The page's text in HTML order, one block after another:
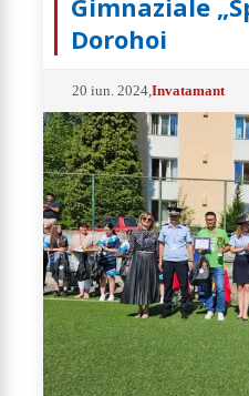
Dorohoi
20 iun. 2024 ,Invatamant